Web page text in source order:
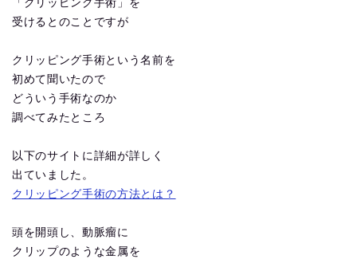
「クリッピング手術」を
受けるとのことですが
クリッピング手術という名前を
初めて聞いたので
どういう手術なのか
調べてみたところ
以下のサイトに詳細が詳しく
出ていました。
クリッピング手術の方法とは？
頭を開頭し、動脈瘤に
クリップのような金属を